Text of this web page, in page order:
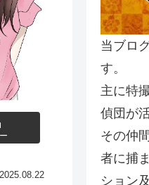
2025.08.22
当ブロ
す。
主に特
偵団が
その仲
者に捕
ション